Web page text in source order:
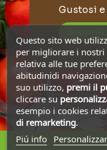
Gustosi
Questo sito web
per migliorare i
relativa alle tue
abitudinidi
suo utilizzo, premi il
cliccare su
esempio i cookies
di remarketing.
Piú info